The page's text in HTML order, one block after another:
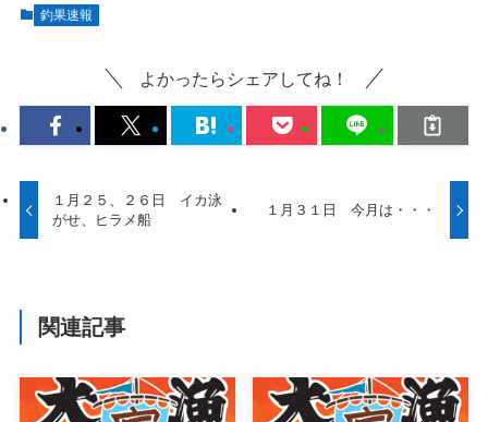
釣果速報
よかったらシェアしてね！
１月２５、２６日 イカ泳
がせ、ヒラメ船
１月３１日 今月は・・・
関連記事